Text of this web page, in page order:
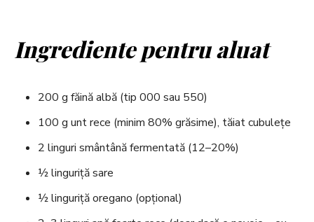
Ingrediente pentru aluat
200 g făină albă (tip 000 sau 550)
100 g unt rece (minim 80% grăsime), tăiat cubulețe
2 linguri smântână fermentată (12–20%)
½ linguriță sare
½ linguriță oregano (opțional)